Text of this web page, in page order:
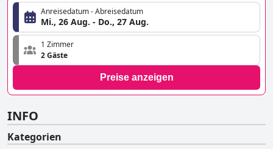
Anreisedatum - Abreisedatum
Mi., 26 Aug. - Do., 27 Aug.
1 Zimmer
2 Gäste
Preise anzeigen
INFO
Kategorien